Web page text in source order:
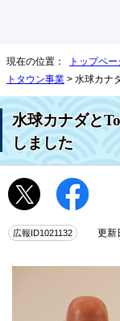
現在の位置： トップペー
トタウン事業 > 水球カナ
水球カナダと
しました
広報ID1021132 更新